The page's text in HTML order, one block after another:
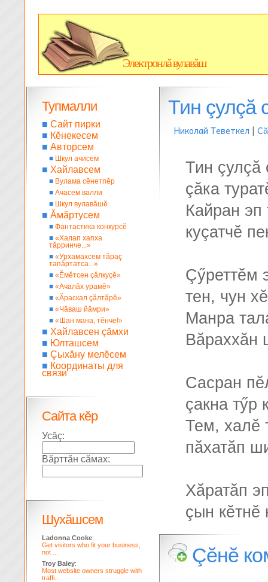
Электронлă вулавăш
Тин çулçă
Николай Теветкел |
Тин çулçă
çăка
Кайран
куçатчĕ
Çӳреттĕм
тен, чун
Манра
Вăраххăн
Сасран
çакна тӳр
Тем, халĕ
пăхатăп
Хăратăп
çын кĕтнĕ
Çĕнĕ
Тупмалли
■ Сайт пирки
■ Кĕнекесем
■ Авторсем
■ Шкул ачисем
■ Хайлавсем
■ Вулама сĕнетпĕр
■ Ачасем валли
■ Шкул вулавăшĕ
■ Ăмăртусем
■ Фантастика конкурсĕ
■ «Халап хапха
тăрринче...»
■ «Урхамахсем тăраç
тапăртатса...»
■ «Ĕмĕтсен çăлкуçĕ»
■ «Ачалăх урамĕ»
■ «Ăраскал çăлтăрĕ»
■ «Чăваш йăмри»
■ «Шан мана, тĕнче!»
■ Хайлавсен çăмхи
■ Юлташсем
■ Çыхăну мелĕсем
■ Координаты для
связи
Сайта кĕр
Усăç:
Вăрттăн сăмах:
Шухăшсем
Ladonna Cooke:
Get visitors who fit your business,
not ...
Troy Baley:
Most website owners struggle with
traffi...